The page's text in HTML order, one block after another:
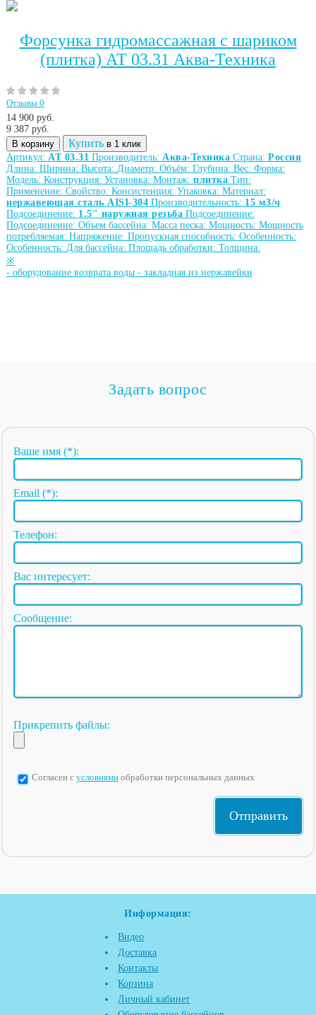
Форсунка гидромассажная с шариком
(плитка) АТ 03.31 Аква-Техника
Отзывы 0
14 900 руб.
9 387 руб.
В корзину
Купить в 1 клик
Артикул: АТ 03.31 Производитель: Аква-Техника Страна: Россия
Длина: Ширина: Высота: Диаметр: Объём: Глубина: Вес: Форма:
Модель: Конструкция: Установка: Монтаж: плитка Тип:
Применение: Свойство: Консистенция: Упаковка: Материал:
нержавеющая сталь AISI-304 Производительность: 15 м3/ч
Подсоединение: 1.5" наружная резьба Подсоединение:
Подсоединение: Объем бассейна: Масса песка: Мощность: Мощность
потребляемая: Напряжение: Пропускная способность: Особенность:
Особенность: Для бассейна: Площадь обработки: Толщина:
※
- оборудование возврата воды - закладная из нержавейки
Задать вопрос
Ваше имя (*):
Email (*):
Телефон:
Вас интересует:
Сообщение:
Прикрепить файлы:
Согласен с условиями обработки персональных данных
Информация:
Видео
Доставка
Контакты
Корзина
Личный кабинет